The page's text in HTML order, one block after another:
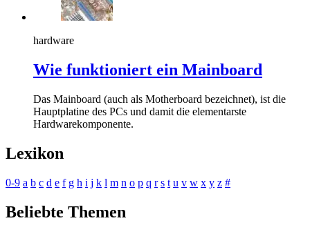
hardware
Wie funktioniert ein Mainboard
Das Mainboard (auch als Motherboard bezeichnet), ist die
Hauptplatine des PCs und damit die elementarste
Hardwarekomponente.
Lexikon
0-9 a b c d e f g h i j k l m n o p q r s t u v w x y z #
Beliebte Themen